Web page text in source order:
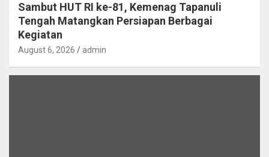
Sambut HUT RI ke-81, Kemenag Tapanuli
Tengah Matangkan Persiapan Berbagai
Kegiatan
August 6, 2026 admin